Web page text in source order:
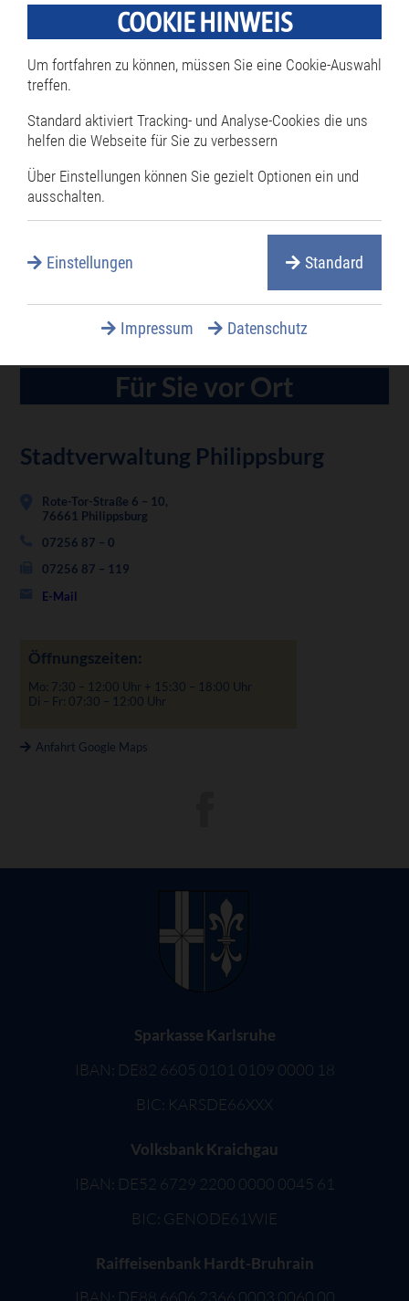
Bestattungen
Fundsachen
Notrufnummern
PhilMeet Videokonferenz
Ratsinformationssystem
Serviceleistungen
Stadtanzeiger online lesen
Für Sie vor Ort
Stadtverwaltung Philippsburg
Rote-Tor-Straße 6 – 10,
76661 Philippsburg
07256 87 – 0
07256 87 – 119
E-Mail
Öffnungszeiten:
Mo: 7:30 – 12:00 Uhr + 15:30 – 18:00 Uhr
Di – Fr: 07:30 – 12:00 Uhr
Anfahrt Google Maps
Sparkasse Karlsruhe
IBAN: DE82 6605 0101 0109 0000 18
BIC: KARSDE66XXX
Volksbank Kraichgau
IBAN: DE52 6729 2200 0000 0045 61
BIC: GENODE61WIE
Raiffeisenbank Hardt-Bruhrain
COOKIE HINWEIS
Um fortfahren zu können, müssen Sie eine Cookie-Auswahl
treffen.
Standard aktiviert Tracking- und Analyse-Cookies die uns
helfen die Webseite für Sie zu verbessern
Über Einstellungen können Sie gezielt Optionen ein und
ausschalten.
Einstellungen Standard
Impressum Datenschutz